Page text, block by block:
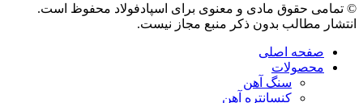
© تمامی حقوق مادی و معنوی برای اسپادفولاد محفوظ است.
انتشار مطالب بدون ذکر منبع مجاز نیست.
صفحه اصلی
محصولات
سنگ آهن
کنسانتره آهن